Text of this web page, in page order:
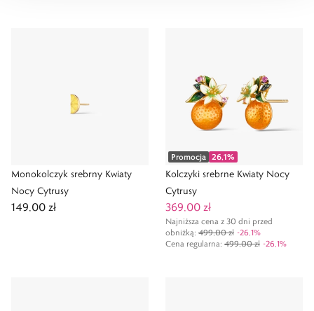
Monokolczyk srebrny Kwiaty
Nocy Cytrusy
149,00 zł
Promocja 26,1%
Kolczyki srebrne Kwiaty Nocy
Cytrusy
369,00 zł
Najniższa cena z 30 dni przed
obniżką: 499,00 zł -26,1%
Cena regularna: 499,00 zł -26,1%